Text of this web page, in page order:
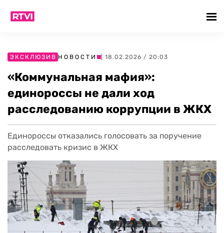
ЭКСКЛЮЗИВ НОВОСТИ | 18.02.2026 / 20:03
«Коммунальная мафия»:
единороссы не дали ход
расследованию коррупции в ЖКХ
Единороссы отказались голосовать за поручение
расследовать кризис в ЖКХ